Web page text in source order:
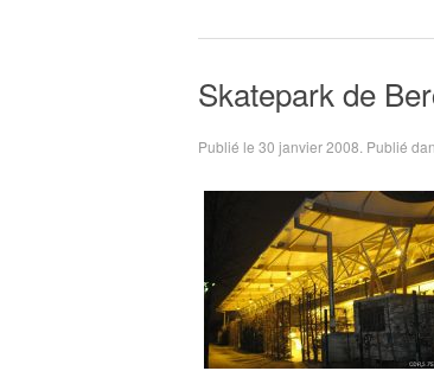
Skatepark de
Publié le 30 janvier 2008 . Publié